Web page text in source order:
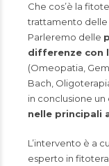
Che cos’è la
trattamento delle
Parleremo delle
differenze con
(Omeopatia,
Bach,
in conclusione
nelle principali
L’intervento è a
esperto in